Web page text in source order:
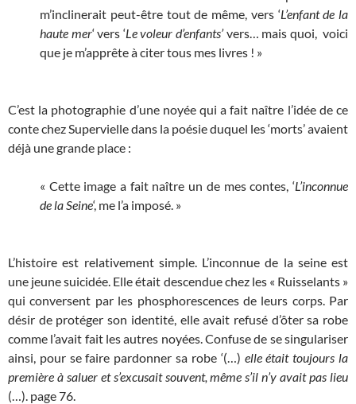
m’inclinerait peut-être tout de même, vers ‘L’enfant de la
haute mer‘ vers ‘Le voleur d’enfants’vers… mais quoi, voici
que je m’apprête à citer tous mes livres ! »
C’est la photographie d’une noyée qui a fait naître l’idée de ce
conte chez Supervielle dans la poésie duquel les ‘morts’ avaient
déjà une grande place :
« Cette image a fait naître un de mes contes, ‘L’inconnue
de la Seine‘, me l’a imposé. »
L’histoire est relativement simple. L’inconnue de la seine est
une jeune suicidée. Elle était descendue chez les « Ruisselants »
qui conversent par les phosphorescences de leurs corps. Par
désir de protéger son identité, elle avait refusé d’ôter sa robe
comme l’avait fait les autres noyées. Confuse de se singulariser
ainsi, pour se faire pardonner sa robe ‘(…) elle était toujours la
première à saluer et s’excusait souvent, même s’il n’y avait pas lieu
(…). page 76.